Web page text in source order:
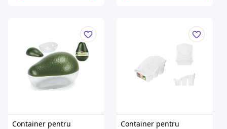
Container pentru
Container pentru